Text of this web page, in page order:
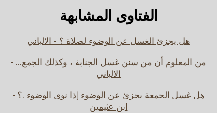
الفتاوى المشابهة
هل يجزئ الغسل عن الوضوء لصلاة ؟ - الالباني
من المعلوم أن من سنن غسل الجنابة ، وكذلك الجمع... -
الالباني
هل غسل الجمعة يجزئ عن الوضوء إذا نوى الوضوء .؟ -
ابن عثيمين